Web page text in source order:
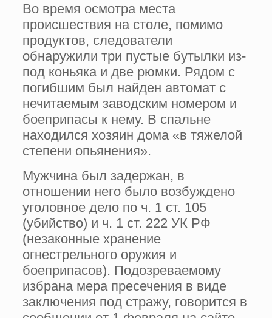
Во время осмотра места
происшествия на столе, помимо
продуктов, следователи
обнаружили три пустые бутылки из-
под коньяка и две рюмки. Рядом с
погибшим был найден автомат с
нечитаемым заводским номером и
боеприпасы к нему. В спальне
находился хозяин дома «в тяжелой
степени опьянения».
Мужчина был задержан, в
отношении него было возбуждено
уголовное дело по ч. 1 ст. 105
(убийство) и ч. 1 ст. 222 УК РФ
(незаконные хранение
огнестрельного оружия и
боеприпасов). Подозреваемому
избрана мера пресечения в виде
заключения под стражу, говорится в